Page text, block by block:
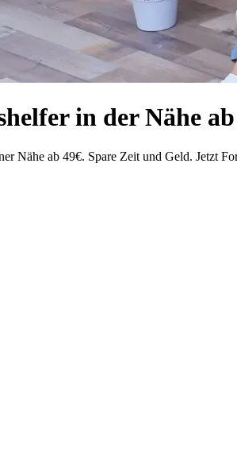
in der Nähe
Nähe ab 49€. Spare Zeit und Geld. Jetzt